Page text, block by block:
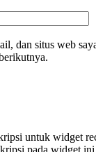
dan situs web
untuk widget